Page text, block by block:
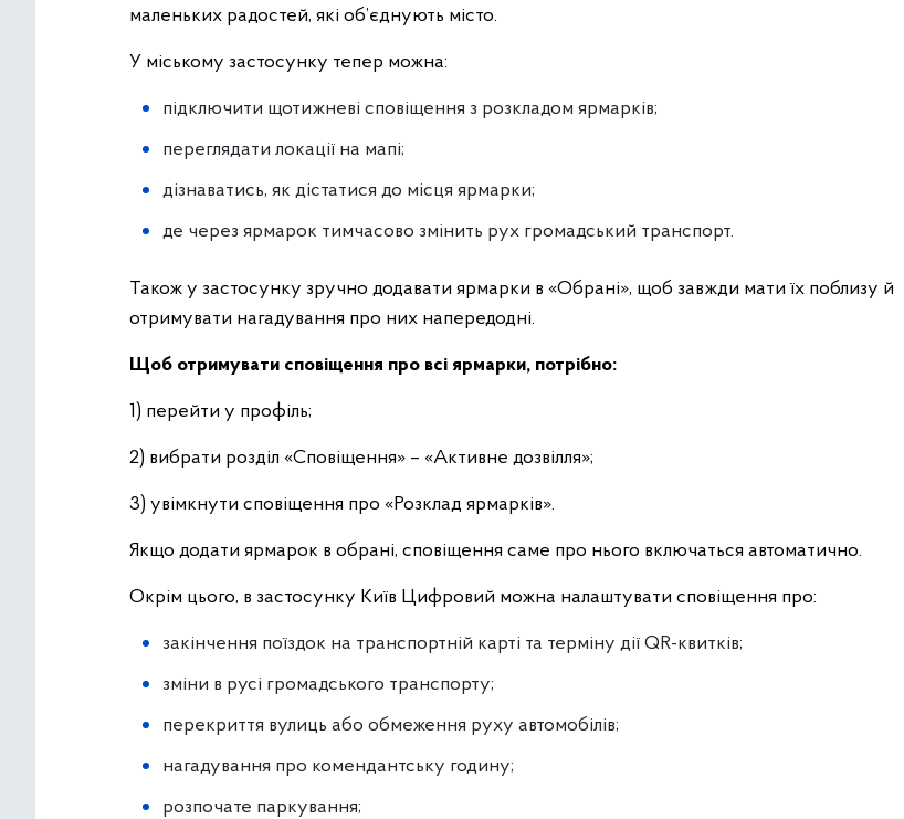
маленьких радостей, які об’єднують місто.
У міському застосунку тепер можна:
підключити щотижневі сповіщення з розкладом ярмарків;
переглядати локації на мапі;
дізнаватись, як дістатися до місця ярмарки;
де через ярмарок тимчасово змінить рух громадський транспорт.
Також у застосунку зручно додавати ярмарки в «Обрані», щоб завжди мати їх поблизу й
отримувати нагадування про них напередодні.
Щоб отримувати сповіщення про всі ярмарки, потрібно:
1) перейти у профіль;
2) вибрати розділ «Сповіщення» – «Активне дозвілля»;
3) увімкнути сповіщення про «Розклад ярмарків».
Якщо додати ярмарок в обрані, сповіщення саме про нього включаться автоматично.
Окрім цього, в застосунку Київ Цифровий можна налаштувати сповіщення про:
закінчення поїздок на транспортній карті та терміну дії QR-квитків;
зміни в русі громадського транспорту;
перекриття вулиць або обмеження руху автомобілів;
нагадування про комендантську годину;
розпочате паркування;